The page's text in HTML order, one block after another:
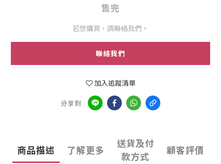
售完
若想購買，請聯絡我們。
聯絡我們
加入追蹤清單
分享到
商品描述 了解更多
送貨及付
款方式
顧客評價